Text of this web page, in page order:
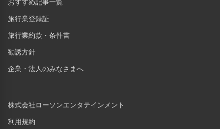
おすすめ記事一覧
旅行業登録証
旅行業約款・条件書
勧誘方針
企業・法人のみなさまへ
株式会社ローソンエンタテインメント
利用規約